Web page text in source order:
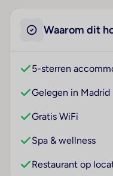
Waarom dit
5-sterren
Gelegen in Madrid
Gratis WiFi
Spa & wellness
Restaurant op